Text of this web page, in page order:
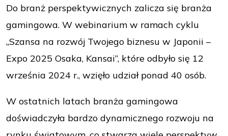
Do branż perspektywicznych zalicza się branża
gamingowa. W webinarium w ramach cyklu
„Szansa na rozwój Twojego biznesu w Japonii –
Expo 2025 Osaka, Kansai”, które odbyło się 12
września 2024 r., wzięło udział ponad 40 osób.
W ostatnich latach branża gamingowa
doświadczyła bardzo dynamicznego rozwoju na